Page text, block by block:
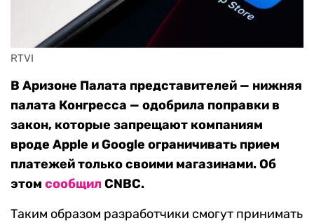
RTVI
В Аризоне Палата представителей — нижняя
палата Конгресса — одобрила поправки в
закон, которые запрещают компаниям
вроде Apple и Google ограничивать прием
платежей только своими магазинами. Об
этом сообщилCNBC.
Таким образом разработчики смогут принимать